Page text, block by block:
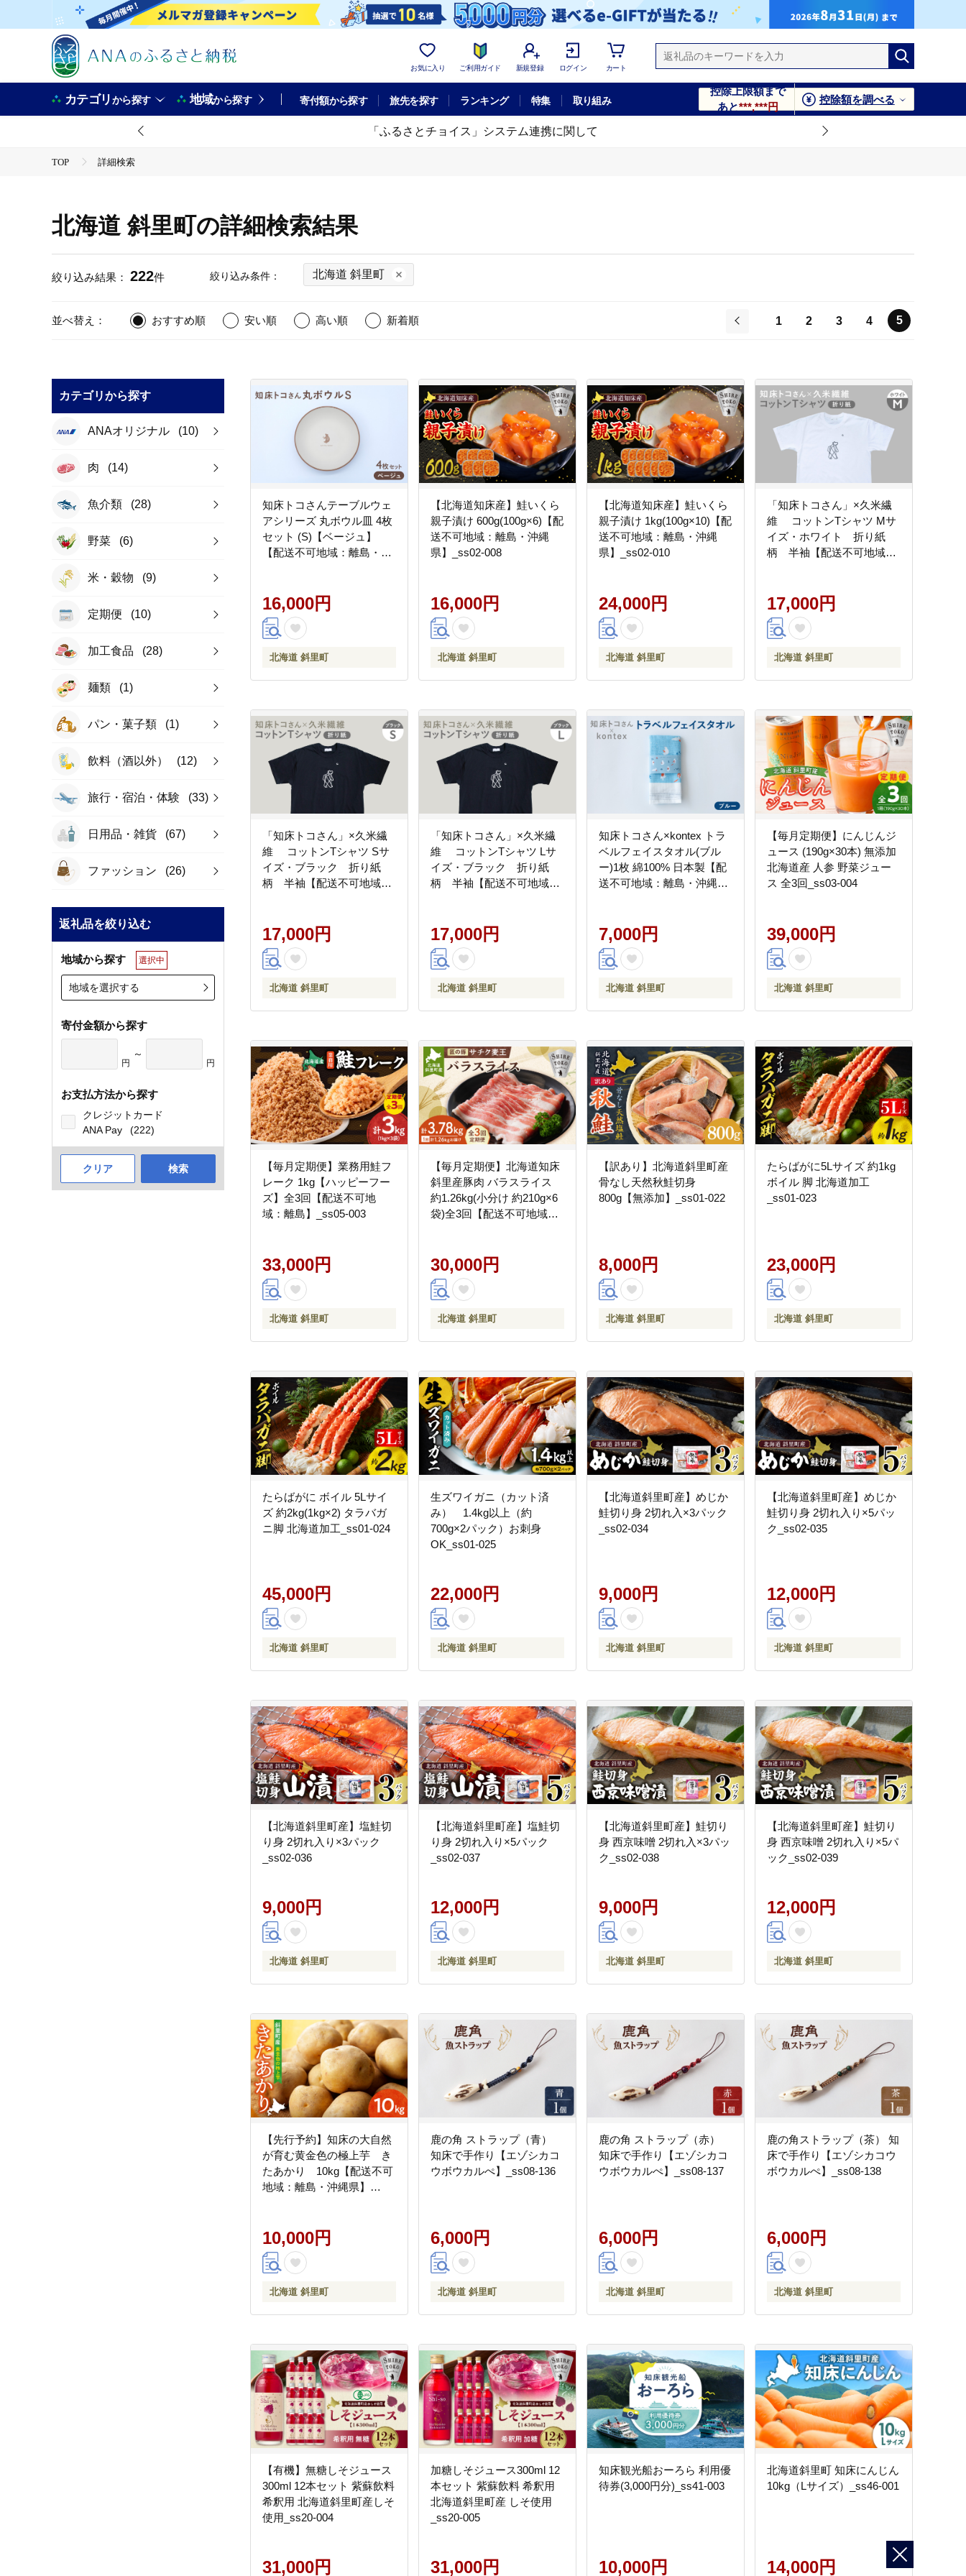
お気に入り ご利用ガイド 新規登録 ログイン カート
カテゴリから探す 地域から探す 寄付額から探す 旅先を探す ランキング 特集 取り組み
控除上限額まで
あと***,***円
控除額を調べる
「ふるさとチョイス」システム連携に関して
TOP 詳細検索
北海道 斜里町の詳細検索結果
絞り込み結果： 222件 絞り込み条件： 北海道 斜里町
並べ替え： おすすめ順 安い順 高い順
新着順
1 2 3 4 5
カテゴリから探す
ANAオリジナル (10)
肉 (14)
魚介類 (28)
野菜 (6)
米・穀物 (9)
定期便 (10)
加工食品 (28)
麺類 (1)
パン・菓子類 (1)
飲料（酒以外） (12)
旅行・宿泊・体験 (33)
日用品・雑貨 (67)
ファッション (26)
返礼品を絞り込む
地域から探す 選択中
地域を選択する
寄付金額から探す
円
～
円
お支払方法から探す
クレジットカード
ANA Pay
(222)
クリア 検索
知床トコさんテーブルウェ
アシリーズ 丸ボウル皿 4枚
セット (S)【ベージュ】
【配送不可地域：離島・沖
16,000円
北海道 斜里町
【北海道知床産】鮭いくら
親子漬け 600g(100g×6)【配
送不可地域：離島・沖縄
県】_ss02-008
16,000円
北海道 斜里町
【北海道知床産】鮭いくら
親子漬け 1kg(100g×10)【配
送不可地域：離島・沖縄
県】_ss02-010
24,000円
北海道 斜里町
「知床トコさん」×久米繊
維 コットンTシャツ Mサ
イズ・ホワイト 折り紙
柄 半袖【配送不可地域：
17,000円
北海道 斜里町
「知床トコさん」×久米繊
維 コットンTシャツ Sサ
イズ・ブラック 折り紙
柄 半袖【配送不可地域：
17,000円
北海道 斜里町
「知床トコさん」×久米繊
維 コットンTシャツ Lサ
イズ・ブラック 折り紙
柄 半袖【配送不可地域：
17,000円
北海道 斜里町
知床トコさん×kontex トラ
ベルフェイスタオル(ブル
ー)1枚 綿100% 日本製【配
送不可地域：離島・沖縄
7,000円
北海道 斜里町
【毎月定期便】にんじんジ
ュース (190g×30本) 無添加
北海道産 人参 野菜ジュー
ス 全3回_ss03-004
39,000円
北海道 斜里町
【毎月定期便】業務用鮭フ
レーク 1kg【ハッピーフー
ズ】全3回【配送不可地
域：離島】_ss05-003
33,000円
北海道 斜里町
【毎月定期便】北海道知床
斜里産豚肉 バラスライス
約1.26kg(小分け 約210g×6
袋)全3回【配送不可地域：
30,000円
北海道 斜里町
【訳あり】北海道斜里町産
骨なし天然秋鮭切身
800g【無添加】_ss01-022
8,000円
北海道 斜里町
たらばがに5Lサイズ 約1kg
ボイル 脚 北海道加工
_ss01-023
23,000円
北海道 斜里町
たらばがに ボイル 5Lサイ
ズ 約2kg(1kg×2) タラバガ
ニ脚 北海道加工_ss01-024
45,000円
北海道 斜里町
生ズワイガニ（カット済
み） 1.4kg以上（約
700g×2パック）お刺身
OK_ss01-025
22,000円
北海道 斜里町
【北海道斜里町産】めじか
鮭切り身 2切れ入×3パック
_ss02-034
9,000円
北海道 斜里町
【北海道斜里町産】めじか
鮭切り身 2切れ入り×5パッ
ク_ss02-035
12,000円
北海道 斜里町
【北海道斜里町産】塩鮭切
り身 2切れ入り×3パック
_ss02-036
9,000円
北海道 斜里町
【北海道斜里町産】塩鮭切
り身 2切れ入り×5パック
_ss02-037
12,000円
北海道 斜里町
【北海道斜里町産】鮭切り
身 西京味噌 2切れ入×3パッ
ク_ss02-038
9,000円
北海道 斜里町
【北海道斜里町産】鮭切り
身 西京味噌 2切れ入り×5パ
ック_ss02-039
12,000円
北海道 斜里町
【先行予約】知床の大自然
が育む黄金色の極上芋 き
たあかり 10kg【配送不可
地域：離島・沖縄県】
10,000円
北海道 斜里町
鹿の角 ストラップ（青）
知床で手作り【エゾシカコ
ウボウカルぺ】_ss08-136
6,000円
北海道 斜里町
鹿の角 ストラップ（赤）
知床で手作り【エゾシカコ
ウボウカルぺ】_ss08-137
6,000円
北海道 斜里町
鹿の角ストラップ（茶） 知
床で手作り【エゾシカコウ
ボウカルぺ】_ss08-138
6,000円
北海道 斜里町
【有機】無糖しそジュース
300ml 12本セット 紫蘇飲料
希釈用 北海道斜里町産しそ
使用_ss20-004
31,000円
加糖しそジュース300ml 12
本セット 紫蘇飲料 希釈用
北海道斜里町産 しそ使用
_ss20-005
31,000円
知床観光船おーろら 利用優
待券(3,000円分)_ss41-003
10,000円
北海道斜里町 知床にんじん
10kg（Lサイズ）_ss46-001
14,000円